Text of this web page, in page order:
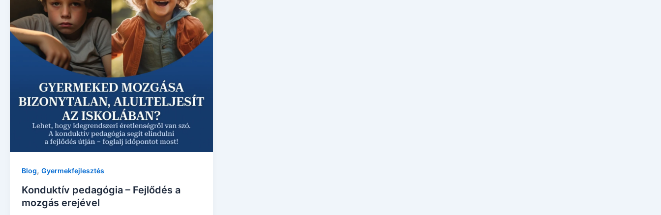
Blog, Gyermekfejlesztés
Konduktív pedagógia – Fejlődés a
mozgás erejével